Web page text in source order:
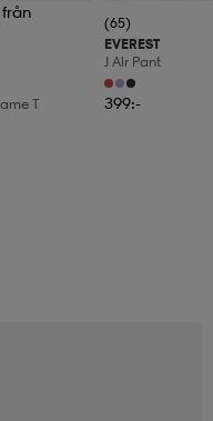
T
(65)
EVEREST
J Alr Pant
399:-